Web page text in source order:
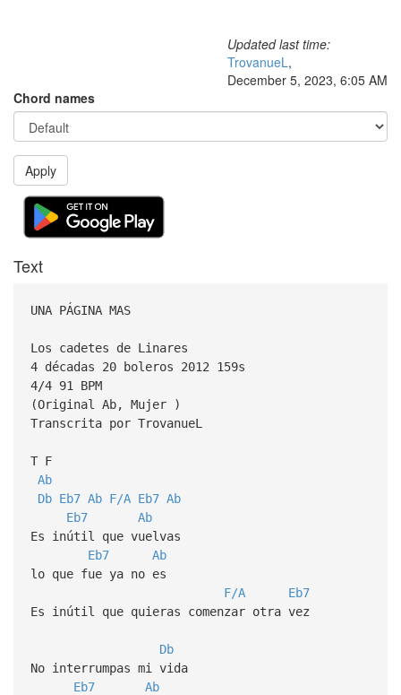
Updated last time:
TrovanueL,
December 5, 2023, 6:05 AM
Chord names
Apply
Text
UNA PÁGINA MAS
Los cadetes de Linares
4 décadas 20 boleros 2012 159s
4/4 91 BPM
(Original Ab, Mujer )
Transcrita por TrovanueL
T F
Ab
Db Eb7 Ab F/A Eb7 Ab
Eb7
Ab
Es inútil que vuelvas
Eb7
Ab
lo que fue ya no es
F/A
Eb7
Es inútil que quieras comenzar otra vez
Db
No interrumpas mi vida
Eb7
Ab